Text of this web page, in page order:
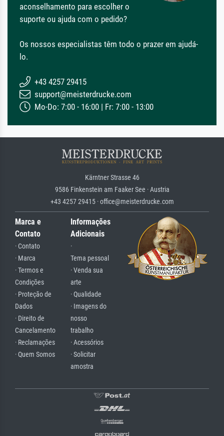
aconselhamento para escolher o
suporte ou ajuda com o pedido?
Os nossos especialistas têm todo o prazer em ajudá-
lo.
+43 4257 29415
support@meisterdrucke.com
Mo-Do: 7:00 - 16:00 | Fr: 7:00 - 13:00
Kärntner Strasse 46
9586 Finkenstein am Faaker See · Austria
+43 4257 29415 · office@meisterdrucke.com
Marca e
Contato
· Contato
· Marca
· Termos e
Condições
· Proteção de
Dados
· Direito de
Cancelamento
· Reclamações
· Quem Somos
Informações
Adicionais
·
Tema pessoal
· Venda sua
arte
· Qualidade
· Imagens do
nosso
trabalho
· Acessórios
· Solicitar
amostra